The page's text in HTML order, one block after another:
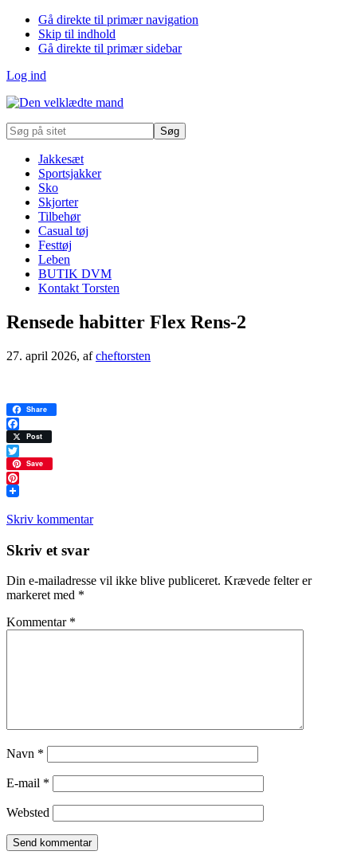
Gå direkte til primær navigation
Skip til indhold
Gå direkte til primær sidebar
Log ind
Søg
på
Jakkesæt
Sportsjakker
Sko
Skjorter
Tilbehør
Casual tøj
Festtøj
Leben
BUTIK DVM
Kontakt Torsten
Rensede habitter Flex Rens-2
27. april 2026, afcheftorsten
Share
Facebook
Post
Twitter
Save
Pinterest
Skriv kommentar
Læserinteraktioner
Skriv et svar
Din e-mailadresse vil ikke blive publiceret. Krævede felter er
markeret med *
Kommentar *
Navn *
E-mail *
Websted